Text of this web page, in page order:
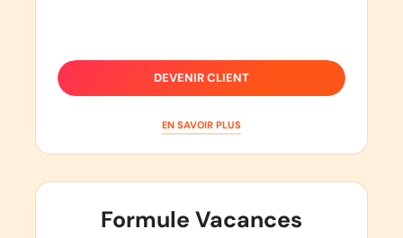
DEVENIR CLIENT
EN SAVOIR PLUS
Formule Vacances